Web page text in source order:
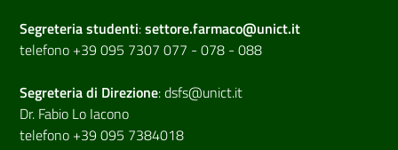
Segreteria studenti:settore.farmaco@unict.it
telefono +39 095 7307 077 - 078 - 088
Segreteria di Direzione:dsfs@unict.it
Dr. Fabio Lo Iacono
telefono +39 095 7384018